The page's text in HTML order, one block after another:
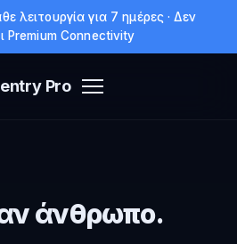
λειτουργία για 7 ημέρες · Δεν
Premium Connectivity
Pro
άνθρωπο.